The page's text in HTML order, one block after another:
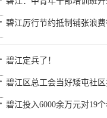
碧江厉行节约抵制铺张浪费
碧江定兵了！
碧江区总工会当好矮屯社
碧江投入6000余万元对19